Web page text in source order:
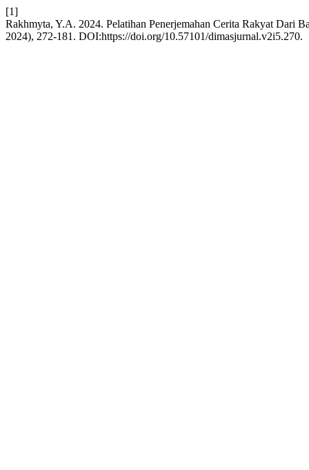
[1]
Rakhmyta, Y.A. 2024. Pelatihan Penerjemahan Cerita Rakyat Dari
2024), 272-181. DOI:https://doi.org/10.57101/dimasjurnal.v2i5.270.